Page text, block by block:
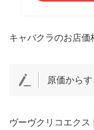
キャバクラのお店価
原価から
ヴーヴクリコエク